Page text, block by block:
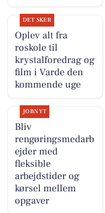
DET SKER
Oplev alt fra
roskole til
krystalforedrag og
film i Varde den
kommende uge
JOBNYT
Bliv
rengøringsmedarb
ejder med
fleksible
arbejdstider og
kørsel mellem
opgaver